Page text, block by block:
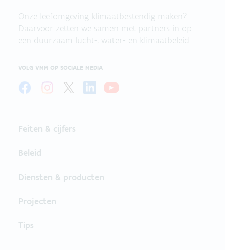
Onze leefomgeving klimaatbestendig maken?
Daarvoor zetten we samen met partners in op
een duurzaam lucht-, water- en klimaatbeleid.
VOLG VMM OP SOCIALE MEDIA
Feiten & cijfers
Beleid
Diensten & producten
Projecten
Tips